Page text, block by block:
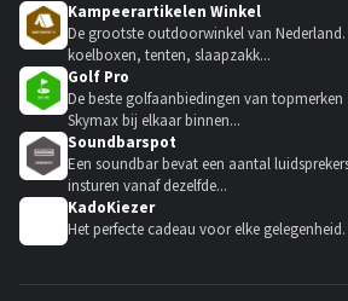
Kampeerartikelen Winkel
De grootste outdoorwinkel van
koelboxen, tenten, slaapzakk...
Golf Pro
De beste golfaanbiedingen van
Skymax bij elkaar binnen...
Soundbarspot
Een soundbar bevat een aantal
insturen vanaf dezelfde...
KadoKiezer
Het perfecte cadeau voor elke gelegenheid.